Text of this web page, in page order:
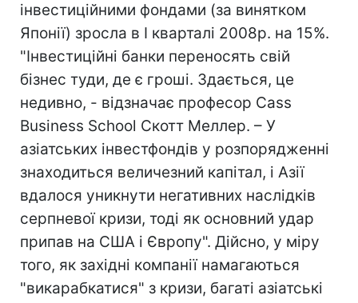
інвестиційними фондами (за винятком
Японії) зросла в I кварталі 2008р. на 15%.
"Інвестиційні банки переносять свій
бізнес туди, де є гроші. Здається, це
недивно, - відзначає професор Cass
Business School Скотт Меллер. – У
азіатських інвестфондів у розпорядженні
знаходиться величезний капітал, і Азії
вдалося уникнути негативних наслідків
серпневої кризи, тоді як основний удар
припав на США і Європу". Дійсно, у міру
того, як західні компанії намагаються
"викарабкатися" з кризи, багаті азіатські